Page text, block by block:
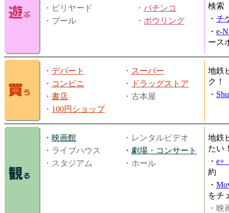
・ビリヤード
・ パチンコ
・プール
・ ボウリング
検索
・ チ
・ e-
ース
・ デパート ・ スーパー
・ コンビニ ・
ドラッグストア
・ 書店
・古本屋
・ 100円ショップ
地鉄
ク！
・
・ 映画館
・レンタルビデオ
・ライブハウス
・ 劇場・コンサート
・スタジアム
・ホール
地鉄
たい
・ e+
約
・
をチ
・映